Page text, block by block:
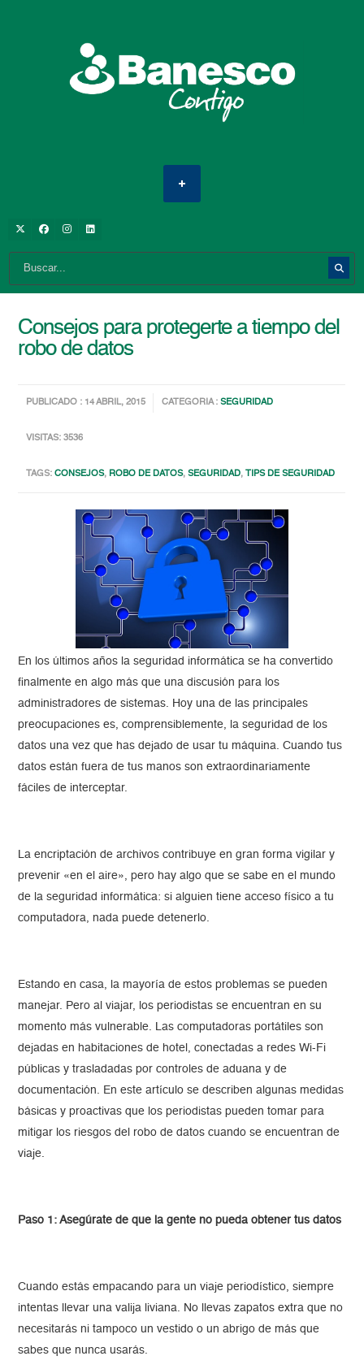
Consejos para protegerte a tiempo del
robo de datos
PUBLICADO : 14 ABRIL, 2015 CATEGORIA :SEGURIDAD
VISITAS: 3536
TAGS:CONSEJOS, ROBO DE DATOS,SEGURIDAD, TIPS DE SEGURIDAD
En los últimos años la seguridad informática se ha convertido
finalmente en algo más que una discusión para los
administradores de sistemas. Hoy una de las principales
preocupaciones es, comprensiblemente, la seguridad de los
datos una vez que has dejado de usar tu máquina. Cuando tus
datos están fuera de tus manos son extraordinariamente
fáciles de interceptar.
La encriptación de archivos contribuye en gran forma vigilar y
prevenir «en el aire», pero hay algo que se sabe en el mundo
de la seguridad informática: si alguien tiene acceso físico a tu
computadora, nada puede detenerlo.
Estando en casa, la mayoría de estos problemas se pueden
manejar. Pero al viajar, los periodistas se encuentran en su
momento más vulnerable. Las computadoras portátiles son
dejadas en habitaciones de hotel, conectadas a redes Wi-Fi
públicas y trasladadas por controles de aduana y de
documentación. En este artículo se describen algunas medidas
básicas y proactivas que los periodistas pueden tomar para
mitigar los riesgos del robo de datos cuando se encuentran de
viaje.
Paso 1: Asegúrate de que la gente no pueda obtener tus datos
Cuando estás empacando para un viaje periodístico, siempre
intentas llevar una valija liviana. No llevas zapatos extra que no
necesitarás ni tampoco un vestido o un abrigo de más que
sabes que nunca usarás.